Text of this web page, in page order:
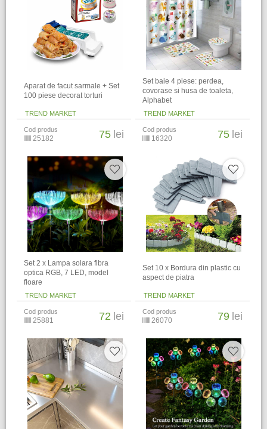
Aparat de facut sarmale + Set
100 piese decorat torturi
TREND MARKET
Cod produs
25182 75 lei
Set baie 4 piese: perdea,
covorase si husa de toaleta,
Alphabet
TREND MARKET
Cod produs
16320 75 lei
Set 2 x Lampa solara fibra
optica RGB, 7 LED, model
floare
TREND MARKET
Cod produs
25881 72 lei
Set 10 x Bordura din plastic cu
aspect de piatra
TREND MARKET
Cod produs
26070 79 lei